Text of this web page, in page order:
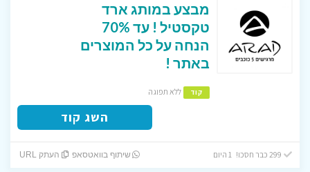
מבצע במותג ארד
טקסטיל ! עד 70%
הנחה על כל המוצרים
באתר !
קוד ללא תפוגה
השג קוד
שיתוף בוואטסאפ העתק URL